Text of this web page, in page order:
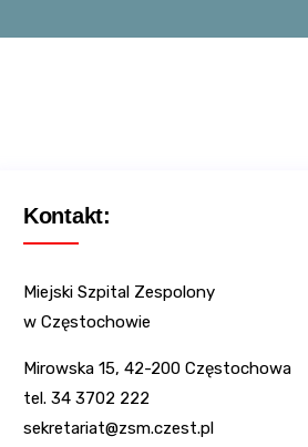
Kontakt:
Miejski Szpital Zespolony
w Częstochowie
Mirowska 15, 42-200 Częstochowa
tel. 34 3702 222
sekretariat@zsm.czest.pl